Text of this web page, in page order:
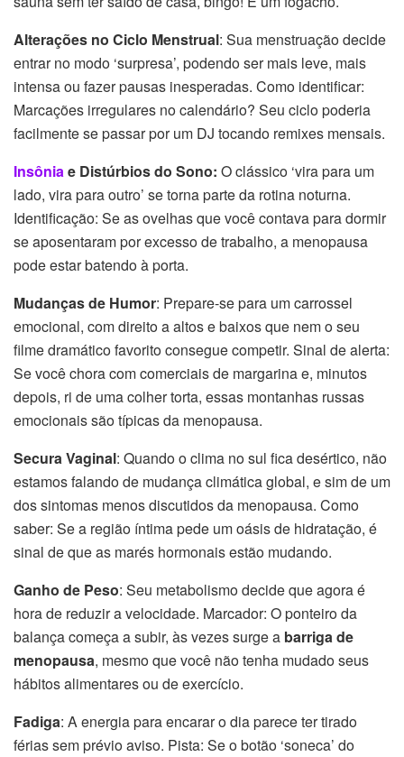
Alterações no Ciclo Menstrual: Sua menstruação decide
entrar no modo ‘surpresa’, podendo ser mais leve, mais
intensa ou fazer pausas inesperadas. Como identificar:
Marcações irregulares no calendário? Seu ciclo poderia
facilmente se passar por um DJ tocando remixes mensais.
Insôniae Distúrbios do Sono: O clássico ‘vira para um
lado, vira para outro’ se torna parte da rotina noturna.
Identificação: Se as ovelhas que você contava para dormir
se aposentaram por excesso de trabalho, a menopausa
pode estar batendo à porta.
Mudanças de Humor: Prepare-se para um carrossel
emocional, com direito a altos e baixos que nem o seu
filme dramático favorito consegue competir. Sinal de alerta:
Se você chora com comerciais de margarina e, minutos
depois, ri de uma colher torta, essas montanhas russas
emocionais são típicas da menopausa.
Secura Vaginal: Quando o clima no sul fica desértico, não
estamos falando de mudança climática global, e sim de um
dos sintomas menos discutidos da menopausa. Como
saber: Se a região íntima pede um oásis de hidratação, é
sinal de que as marés hormonais estão mudando.
Ganho de Peso: Seu metabolismo decide que agora é
hora de reduzir a velocidade. Marcador: O ponteiro da
balança começa a subir, às vezes surge a barriga de
menopausa, mesmo que você não tenha mudado seus
hábitos alimentares ou de exercício.
Fadiga: A energia para encarar o dia parece ter tirado
férias sem prévio aviso. Pista: Se o botão ‘soneca’ do